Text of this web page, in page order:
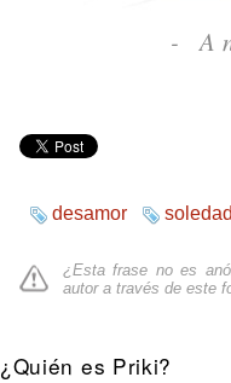
-
desamor soledad
¿Esta frase no es
autor a través de este
¿Quién es Priki?